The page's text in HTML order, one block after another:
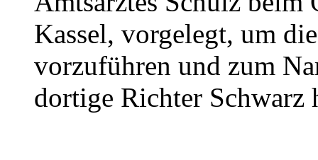
Kassel, vorgelegt, um
vorzuführen und zum
dortige Richter Schwarz